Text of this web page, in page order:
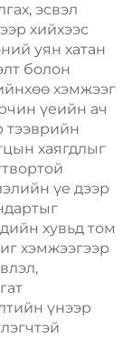
эсвэл
хийхээс
уян хатан
болон
хэмжээг
үеийн ач
тээврийн
хаягдлыг
үе дээр
хувьд том
хэмжээгээр
үнээр